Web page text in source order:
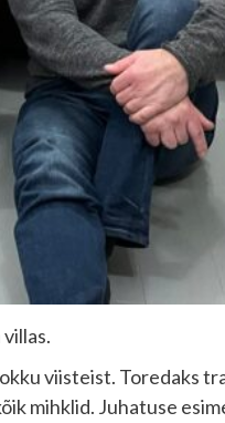
viisteist. Toredaks
mihklid. Juhatuse